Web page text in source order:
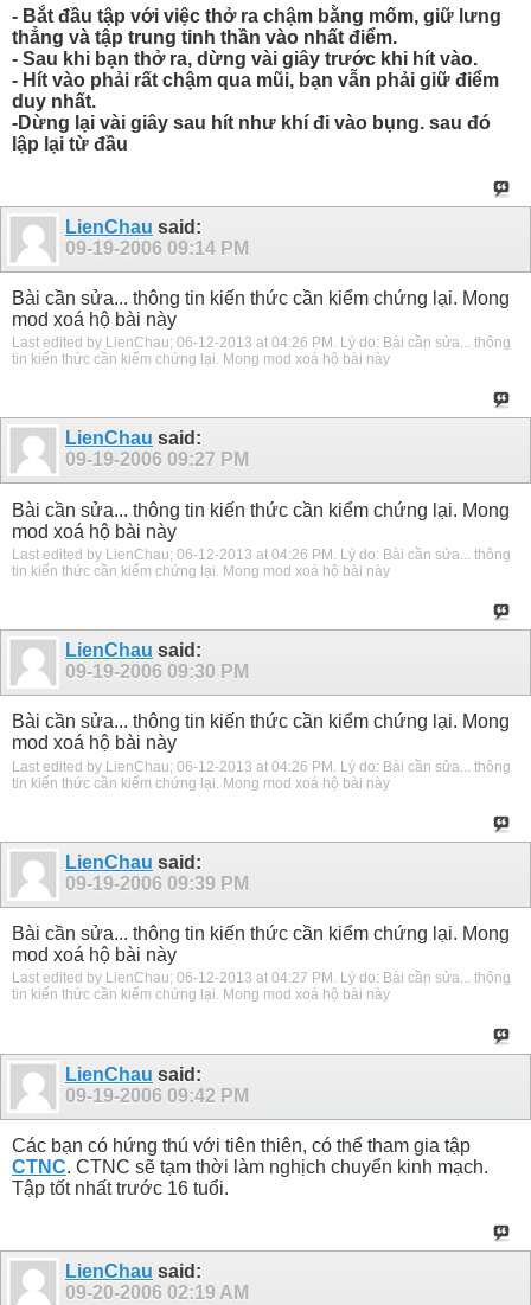
- Bắt đầu tập với việc thở ra chậm bằng mốm, giữ lưng
thẳng và tập trung tinh thần vào nhất điểm.
- Sau khi bạn thở ra, dừng vài giây trước khi hít vào.
- Hít vào phải rất chậm qua mũi, bạn vẫn phải giữ điểm
duy nhất.
-Dừng lại vài giây sau hít như khí đi vào bụng. sau đó
lập lại từ đầu
LienChau said:
09-19-2006 09:14 PM
Bài cần sửa... thông tin kiến thức cần kiểm chứng lại. Mong
mod xoá hộ bài này
Last edited by LienChau; 06-12-2013 at 04:26 PM . Lý do: Bài cần sửa... thông
tin kiến thức cần kiểm chứng lại. Mong mod xoá hộ bài này
LienChau said:
09-19-2006 09:27 PM
Bài cần sửa... thông tin kiến thức cần kiểm chứng lại. Mong
mod xoá hộ bài này
Last edited by LienChau; 06-12-2013 at 04:26 PM. Lý do: Bài cần sửa... thông
tin kiến thức cần kiểm chứng lại. Mong mod xoá hộ bài này
LienChau said:
09-19-2006 09:30 PM
Bài cần sửa... thông tin kiến thức cần kiểm chứng lại. Mong
mod xoá hộ bài này
Last edited by LienChau; 06-12-2013 at 04:26 PM Lý do: Bài cần sửa... thông
tin kiến thức cần kiểm chứng lại. Mong mod xoá hộ bài này
LienChau said:
09-19-2006 09:39 PM
Bài cần sửa... thông tin kiến thức cần kiểm chứng lại. Mong
mod xoá hộ bài này
Last edited by LienChau; 06-12-2013 at 04:27 PM . Lý do: Bài cần sửa... thông
tin kiến thức cần kiểm chứng lại. Mong mod xoá hộ bài này
LienChau said:
09-19-2006 09:42 PM
Các bạn có hứng thú với tiên thiên, có thể tham gia tập
CTNC. CTNC sẽ tạm thời làm nghịch chuyển kinh mạch.
Tập tốt nhất trước 16 tuổi.
LienChau said:
09-20-2006 02:19 AM